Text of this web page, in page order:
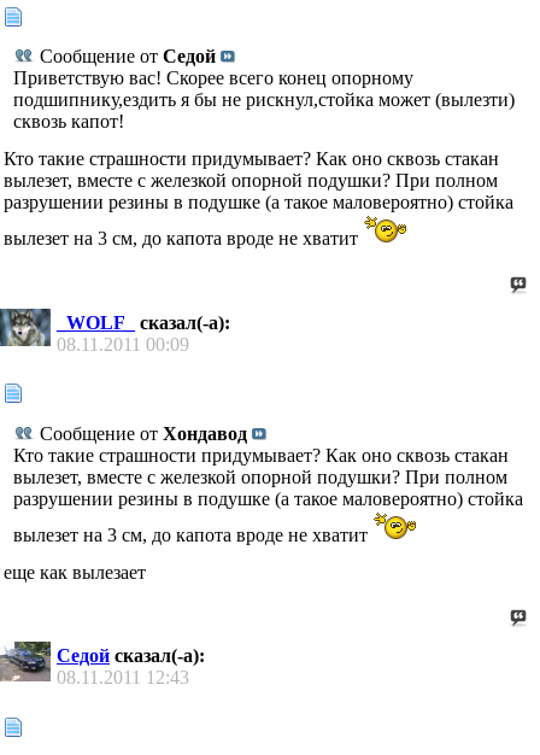
Сообщение от Седой
Приветствую вас! Скорее всего конец опорному
подшипнику,ездить я бы не рискнул,стойка может (вылезти)
сквозь капот!
Кто такие страшности придумывает? Как оно сквозь стакан
вылезет, вместе с железкой опорной подушки? При полном
разрушении резины в подушке (а такое маловероятно) стойка
вылезет на 3 см, до капота вроде не хватит
_WOLF_
сказал(-а):
08.11.2011 00:09
Сообщение от Хондавод
Кто такие страшности придумывает? Как оно сквозь стакан
вылезет, вместе с железкой опорной подушки? При полном
разрушении резины в подушке (а такое маловероятно) стойка
вылезет на 3 см, до капота вроде не хватит
еще как вылезает
Седой сказал(-а):
08.11.2011 12:43